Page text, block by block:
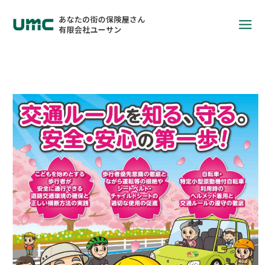
あなたの街の保険屋さん
有限会社ユーサン